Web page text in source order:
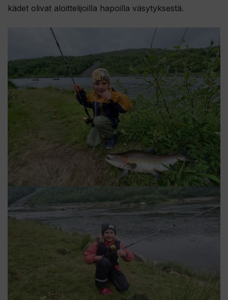
kädet olivat aloittelijoilla hapoilla väsytyksestä.